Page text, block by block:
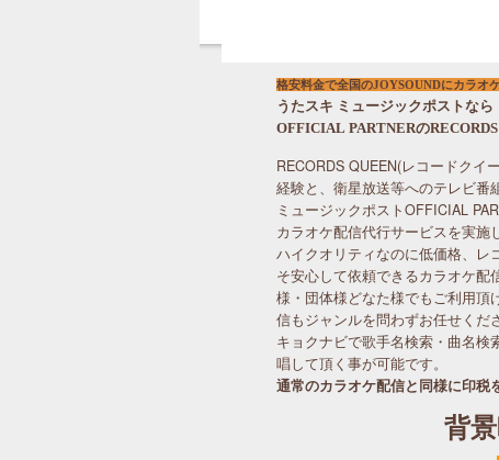
格安料金で全国のJOYSOUNDにカラオ
うたスキ ミュージックポストなら
OFFICIAL PARTNERの
RECORDS QUEEN(レコードクイ
経験と、衛星放送等へのテレビ番
ミュージックポストOFFICIAL
カラオケ配信代行サービスを実施
ハイクオリティなのに低価格、レ
そ安心して依頼できるカラオケ配
様・団体様どなた様でもご利用頂
信もジャンルを問わずお任せくだ
キョクナビで歌手名検索・曲名検
唱して頂く事が可能です。
通常のカラオケ配信と同様に印税
背